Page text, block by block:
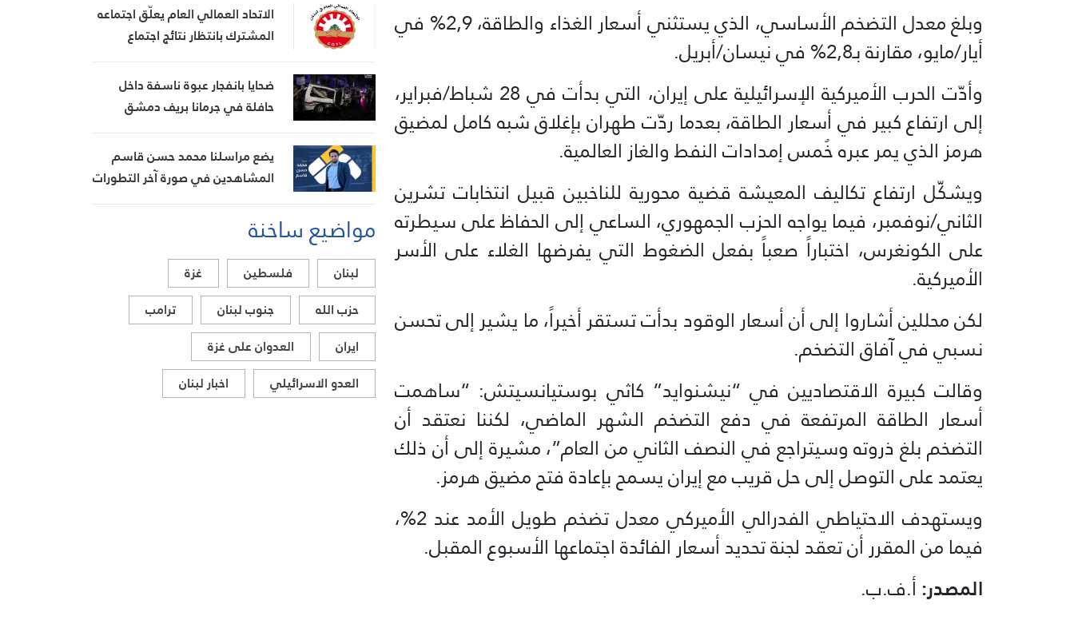
وبلغ معدل التضخم الأساسي، الذي يستثني أسعار الغذاء والطاقة، 2,9% في
أيار/مايو، مقارنة بـ2,8% في نيسان/أبريل.
وأدّت الحرب الأميركية الإسرائيلية على إيران، التي بدأت في 28 شباط/فبراير،
إلى ارتفاع كبير في أسعار الطاقة، بعدما ردّت طهران بإغلاق شبه كامل لمضيق
هرمز الذي يمر عبره خُمس إمدادات النفط والغاز العالمية.
ويشكّل ارتفاع تكاليف المعيشة قضية محورية للناخبين قبيل انتخابات تشرين
الثاني/نوفمبر، فيما يواجه الحزب الجمهوري، الساعي إلى الحفاظ على سيطرته
على الكونغرس، اختباراً صعباً بفعل الضغوط التي يفرضها الغلاء على الأسر
الأميركية.
لكن محللين أشاروا إلى أن أسعار الوقود بدأت تستقر أخيراً، ما يشير إلى تحسن
نسبي في آفاق التضخم.
وقالت كبيرة الاقتصاديين في “نيشنوايد” كاثي بوستيانسيتش: “ساهمت
أسعار الطاقة المرتفعة في دفع التضخم الشهر الماضي، لكننا نعتقد أن
التضخم بلغ ذروته وسيتراجع في النصف الثاني من العام”، مشيرة إلى أن ذلك
يعتمد على التوصل إلى حل قريب مع إيران يسمح بإعادة فتح مضيق هرمز.
ويستهدف الاحتياطي الفدرالي الأميركي معدل تضخم طويل الأمد عند 2%،
فيما من المقرر أن تعقد لجنة تحديد أسعار الفائدة اجتماعها الأسبوع المقبل.
المصدر:أ.ف.ب.
الاتحاد العمالي العام يعلّق اجتماعه
المشترك بانتظار نتائج اجتماع
ضحايا بانفجار عبوة ناسفة داخل
حافلة في جرمانا بريف دمشق
يضع مراسلنا محمد حسن قاسم
المشاهدين في صورة آخر التطورات
المستجدات على الساحتين
السياسية والميدانية، إلى جانب
المواقف الرسمية وأبرز التطورات
ذات الصلة بالشأنين الداخلي
والإقليمي
مواضيع ساخنة
لبنان فلسطين
غزة
حزب الله
جنوب لبنان
ترامب
ايران
العدوان على غزة
العدو الاسرائيلي
اخبار لبنان